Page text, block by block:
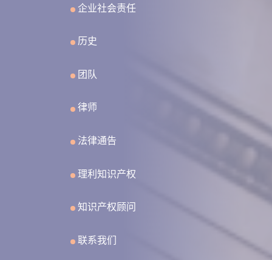
企业社会责任
历史
团队
律师
法律通告
理利知识产权
知识产权顾问
联系我们